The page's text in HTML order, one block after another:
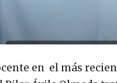
en el más